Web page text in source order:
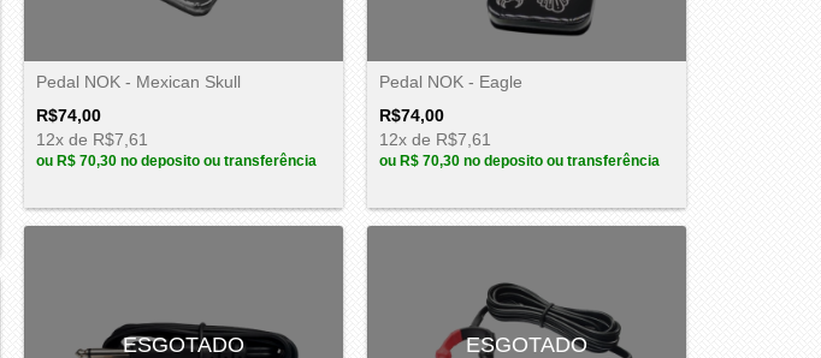
Pedal NOK - Mexican Skull
R$74,00
12x de R$7,61
ou R$ 70,30 no deposito ou transferência
Pedal NOK - Eagle
R$74,00
12x de R$7,61
ou R$ 70,30 no deposito ou transferência
ESGOTADO ESGOTADO